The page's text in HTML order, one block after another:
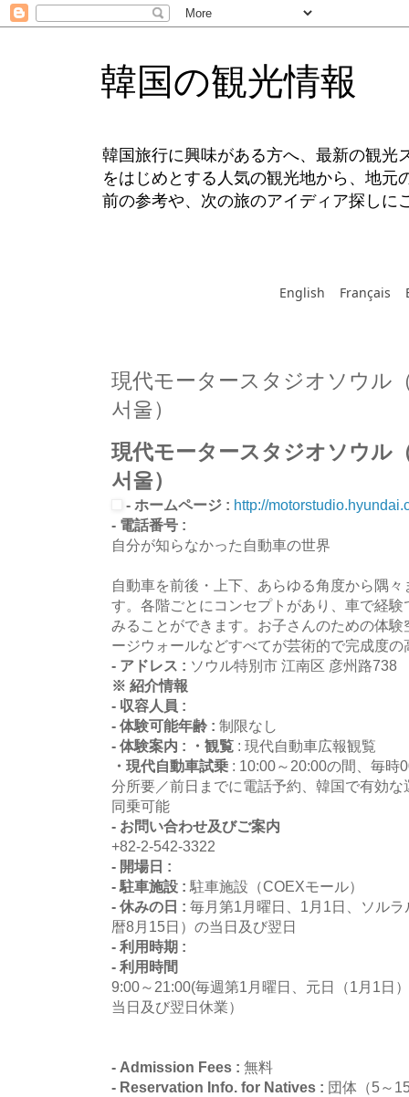
韓国の観光情報
韓国旅行に興味がある方へ、最新の観光
をはじめとする人気の観光地から、地
前の参考や、次の旅のアイディア探しに
English Français
現代モータースタジオソウル
서울）
現代モータースタジオソウル
서울）
- ホームページ : http://
- 電話番号 :
自分が知らなかった自動車の世界
自動車を前後・上下、あらゆる角度から隅
す。各階ごとにコンセプトがあり、車で経
みることができます。お子さんのための体
ージウォールなどすべてが芸術的で完成度
- アドレス : ソウル特別市 江南区 彦州路738
※ 紹介情報
- 収容人員 :
- 体験可能年齢 : 制限なし
- 体験案内 :
・観覧 : 現代自動車広報観覧
・現代自動車試乗 : 10:00～20:00の間、毎時
分所要／前日までに電話予約、韓国で有効
同乗可能
- お問い合わせ及びご案内
+82-2-542-3322
- 開場日 :
- 駐車施設 : 駐車施設（COEXモール）
- 休みの日 : 毎月第1月曜日、1月1日、ソル
暦8月15日）の当日及び翌日
- 利用時期 :
- 利用時間
9:00～21:00(毎週第1月曜日、元日（1月1日
当日及び翌日休業）
- Admission Fees : 無料
- Reservation Info. for Natives : 団体（5～